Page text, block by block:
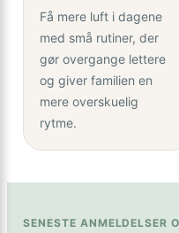
Få mere luft i dagene
med små rutiner, der
gør overgange lettere
og giver familien en
mere overskuelig
rytme.
SENESTE ANMELDELSER